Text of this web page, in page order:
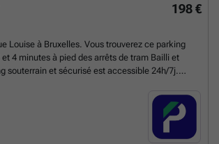
198 €
Louise à Bruxelles. Vous trouverez ce parking
4 minutes à pied des arrêts de tram Bailli et
souterrain et sécurisé est accessible 24h/7j.
également pour les résidents qui souhaitent tout
un moyen de stationnement sûr et facile non loin
rapidement ou contactez-nous pour plus
pouvez réserver directement votre parking sur le